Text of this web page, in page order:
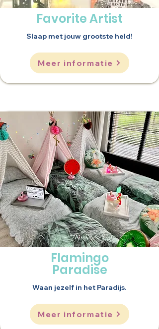
Favorite Artist
Slaap met jouw grootste held!
Meer informatie
Flamingo
Paradise
Waan jezelf in het Paradijs.
Meer informatie